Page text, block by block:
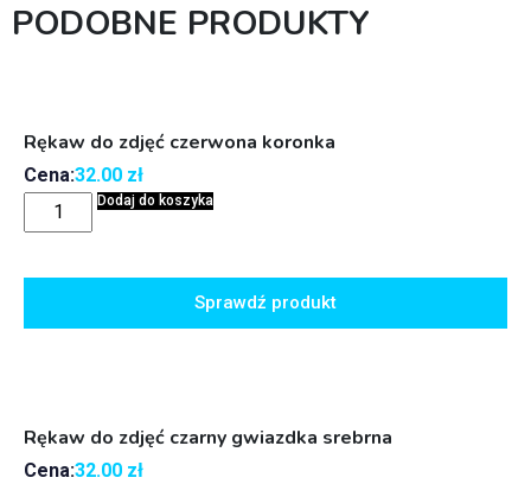
PODOBNE PRODUKTY
Rękaw do zdjęć czerwona koronka
Cena:32.00 zł
Dodaj do koszyka
Sprawdź produkt
Rękaw do zdjęć czarny gwiazdka srebrna
Cena:32.00 zł